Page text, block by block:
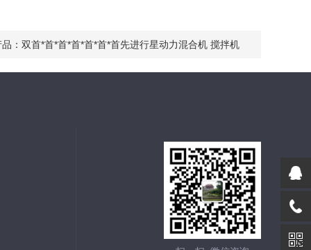
： 双首*首*首*首*首*首*首先进行星动力混合机 搅拌机